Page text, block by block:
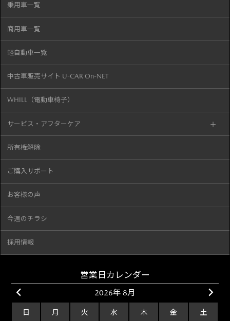
乗用車一覧
商用車一覧
軽自動車一覧
中古車販売サイト U-CAR On-NET
WHILL（電動車椅子）
サービス・アフターケア
所有権解除
ご購入サポート
お客様の声
今週のチラシ
採用情報
営業日カレンダー
2026年 8月
日 月 火 水 木 金 土